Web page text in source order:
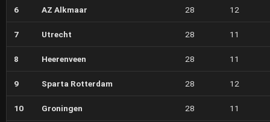
6 AZ Alkmaar 28 12
7 Utrecht 28 11
8 Heerenveen 28 11
9 Sparta Rotterdam 28 12
10 Groningen 28 11